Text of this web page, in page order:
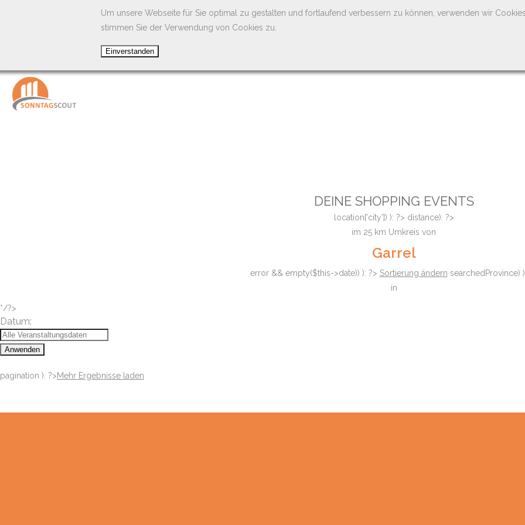
Um unsere Webseite für Sie optimal zu gestalten und fortlaufend verbessern zu können, verwenden wir
stimmen Sie der Verwendung von Cookies zu.
DEINE SHOPPING EVENTS
location['city']) ): ?> distance): ?>
im 25 km Umkreis von
Garrel
error && empty($this->date)) ): ?> Sortierung ändern searchedProvince)
in
*/?>
Datum:
Anwenden
pagination ): ?>Mehr Ergebnisse laden